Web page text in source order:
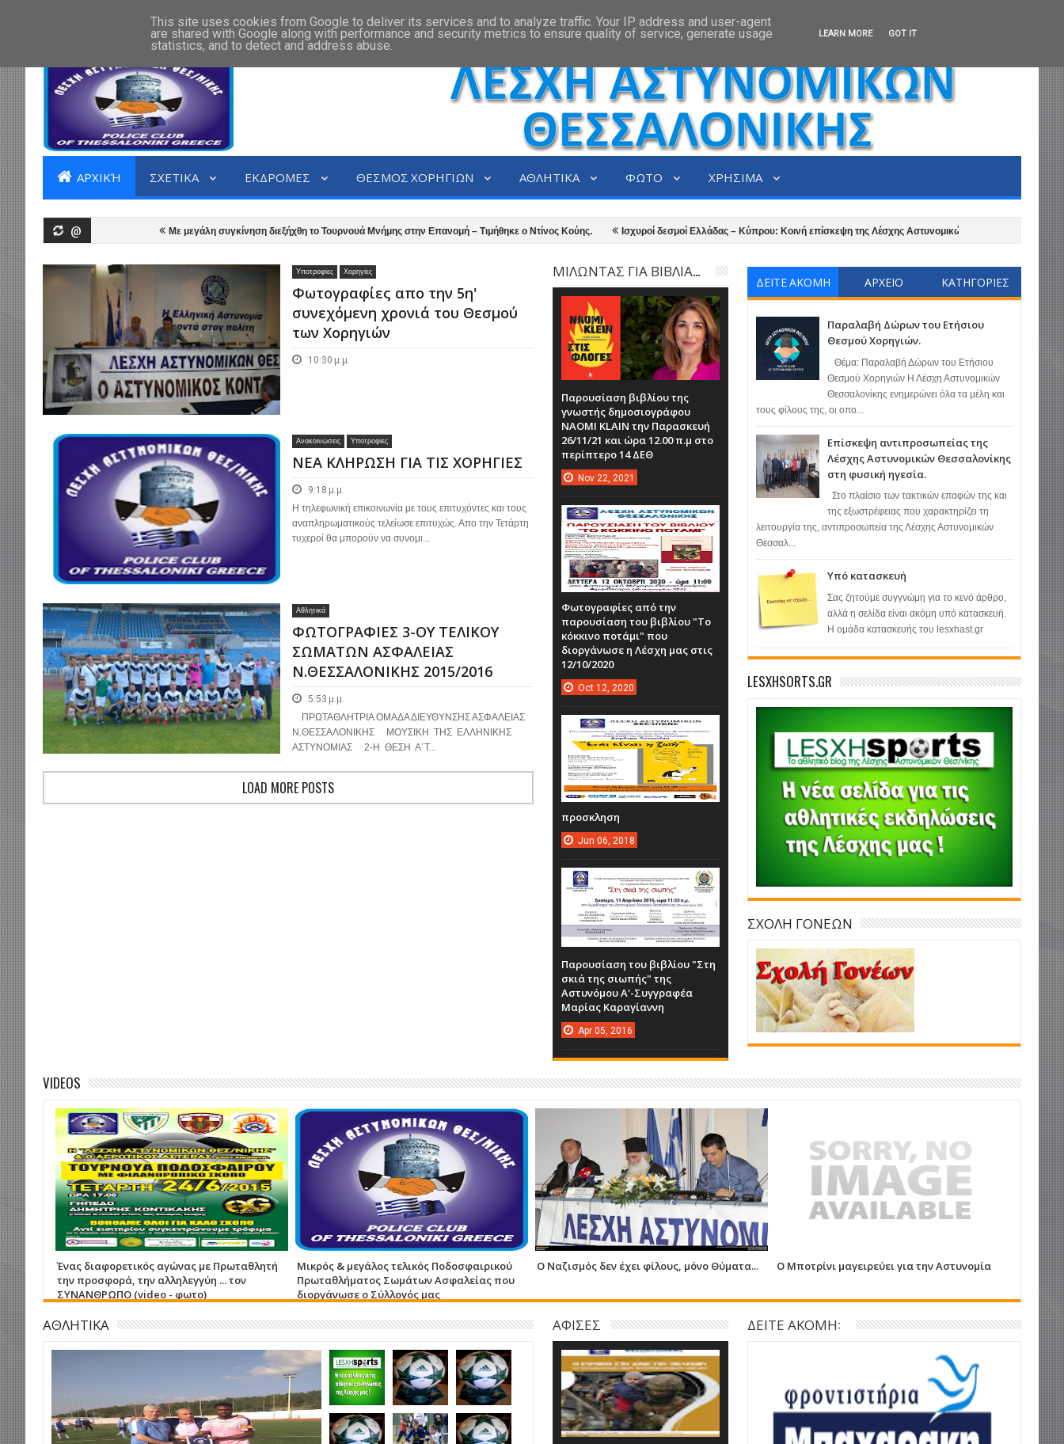
ΑΡΧΙΚΗ ΣΧΕΤΙΚΑ ΕΠΙΚΟΙΝΩΝΙΑ
ΑΡΧΙΚΉ ΣΧΕΤΙΚΑ ΕΚΔΡΟΜΕΣ ΘΕΣΜΟΣ ΧΟΡΗΓΙΩΝ ΑΘΛΗΤΙΚΑ ΦΩΤΟ ΧΡΗΣΙΜΑ
@
Θεσμού Χορηγιών. ​Με μεγάλη συγκίνηση διεξήχθη το Τουρνουά Μνήμης στην Επανομή – Τιμήθηκε ο Ντίνος Κούης. ​Ισχυροί δεσμοί Ελλάδας – Κύπρου: Κοινή επίσκεψη της Λέσχης Αστυνομικών Θεσσαλονίκης και της
Λέσχης Αστυνομικών Θεσσαλονίκης στη φυσική ηγεσία. Διαγωνισμός για τους μικρούς μας φίλους με πολλές
_ Όχι βία στα γήπεδα - Ναί στον αθλητισμό.
Υποτροφίες Χορηγίες
Φωτογραφίες απο την 5η'
συνεχόμενη χρονιά του Θεσμού
των Χορηγιών
10:30 μ.μ.
Ανακοινώσεις Υποτροφίες
ΝΕΑ ΚΛΗΡΩΣΗ ΓΙΑ ΤΙΣ ΧΟΡΗΓΙΕΣ
9:18 μ.μ.
Η τηλεφωνική επικοινωνία με τους επιτυχόντες και τους
αναπληρωματικούς τελείωσε επιτυχώς. Απο την Τετάρτη
τυχεροί θα μπορούν να συνομι...
Αθλητικά
ΦΩΤΟΓΡΑΦΙΕΣ 3-ΟΥ ΤΕΛΙΚΟΥ
ΣΩΜΑΤΩΝ ΑΣΦΑΛΕΙΑΣ
Ν.ΘΕΣΣΑΛΟΝΙΚΗΣ 2015/2016
5:53 μ.μ.
ΠΡΩΤΑΘΛΗΤΡΙΑ ΟΜΑΔΑ ΔΙΕΥΘΥΝΣΗΣ ΑΣΦΑΛΕΙΑΣ
Ν.ΘΕΣΣΑΛΟΝΙΚΗΣ ΜΟΥΣΙΚΗ ΤΗΣ ΕΛΛΗΝΙΚΗΣ
ΑΣΤΥΝΟΜΙΑΣ 2-Η ΘΕΣΗ Α΄Τ...
LOAD MORE POSTS
ΔΕΙΤΕ ΑΚΟΜΗ ΑΡΧΕΙΟ ΚΑΤΗΓΟΡΙΕΣ
Παραλαβή Δώρων του Ετήσιου
Θεσμού Χορηγιών.
​ Θέμα: Παραλαβή Δώρων του Ετήσιου
Θεσμού Χορηγιών ​Η Λέσχη Αστυνομικών
Θεσσαλονίκης ενημερώνει όλα τα μέλη και
τους φίλους της, οι οπο...
​Επίσκεψη αντιπροσωπείας της
Λέσχης Αστυνομικών Θεσσαλονίκης
στη φυσική ηγεσία.
​Στο πλαίσιο των τακτικών επαφών της και
της εξωστρέφειας που χαρακτηρίζει τη
λειτουργία της, αντιπροσωπεία της Λέσχης Αστυνομικών
Θεσσαλ...
Υπό κατασκευή
Σας ζητούμε συγγνώμη για το κενό άρθρο,
αλλά η σελίδα είναι ακόμη υπό κατασκευή.
Η ομάδα κατασκευής του lesxhast.gr
LESXHSORTS.GR
ΣΧΟΛΗ ΓΟΝΕΩΝ
ΜΙΛΩΝΤΑΣ ΓΙΑ ΒΙΒΛΙΑ...
Παρουσίαση βιβλίου της
γνωστής δημοσιογράφου
NAOMI KLAIN την Παρασκευή
26/11/21 και ώρα 12.00 π.μ στο
περίπτερο 14 ΔΕΘ
Nov 22, 2021
Φωτογραφίες από την
παρουσίαση του βιβλίου "Το
κόκκινο ποτάμι" που
διοργάνωσε η Λέσχη μας στις
12/10/2020
Oct 12, 2020
προσκληση
Jun 06, 2018
Παρουσίαση του βιβλίου "Στη
σκιά της σιωπής" της
Αστυνόμου Α'-Συγγραφέα
Μαρίας Καραγίαννη
Apr 05, 2016
VIDEOS
Ένας διαφορετικός αγώνας με Πρωταθλητή
την προσφορά, την αλληλεγγύη ... τον
ΣΥΝΑΝΘΡΩΠΟ (video - φωτο)
Μικρός & μεγάλος τελικός Ποδοσφαιρικού
Πρωταθλήματος Σωμάτων Ασφαλείας που
διοργάνωσε ο Σύλλογός μας
Ο Ναζισμός δεν έχει φίλους, μόνο Θύματα... Ο Μποτρίνι μαγειρεύει για την Αστυνομία
N.
Γονείς
ΑΘΛΗΤΙΚΑ ΔΕΙΤΕ ΑΚΟΜΗ:
ΑΦΙΣΕΣ
This site uses cookies from Google to deliver its services and to analyze traffic. Your IP address and user-agent
are shared with Google along with performance and security metrics to ensure quality of service, generate usage
statistics, and to detect and address abuse.
LEARN MORE GOT IT